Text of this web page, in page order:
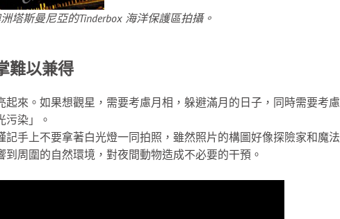
塔斯曼尼亞的Tinderbox 海洋保護區拍攝。
難以兼得
來。如果想觀星，需要考慮月相，躲避滿月的日子，同時需要考慮
污染」。
手上不要拿著白光燈一同拍照，雖然照片的構圖好像探險家和魔法
周圍的自然環境，對夜間動物造成不必要的干預。